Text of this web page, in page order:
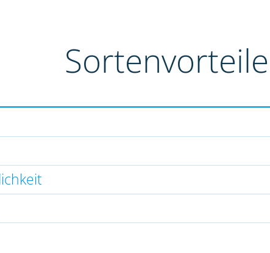
Sortenvorteile